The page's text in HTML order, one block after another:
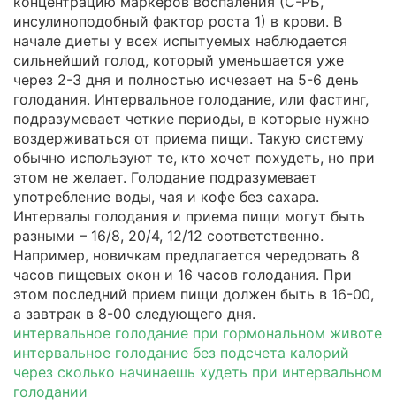
инсулиноподобный фактор роста 1) в крови. В
начале диеты у всех испытуемых наблюдается
сильнейший голод, который уменьшается уже
через 2-3 дня и полностью исчезает на 5-6 день
голодания. Интервальное голодание, или фастинг,
подразумевает четкие периоды, в которые нужно
воздерживаться от приема пищи. Такую систему
обычно используют те, кто хочет похудеть, но при
этом не желает. Голодание подразумевает
употребление воды, чая и кофе без сахара.
Интервалы голодания и приема пищи могут быть
разными – 16/8, 20/4, 12/12 соответственно.
Например, новичкам предлагается чередовать 8
часов пищевых окон и 16 часов голодания. При
этом последний прием пищи должен быть в 16-00,
а завтрак в 8-00 следующего дня.
интервальное голодание при гормональном животе
интервальное голодание без подсчета калорий
через сколько начинаешь худеть при интервальном
голодании